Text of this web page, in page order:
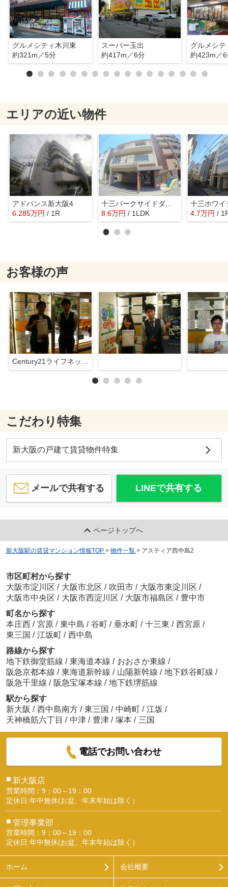
グルメシティ木川東
約321m／5分
スーパー玉出
約417m／6分
グルメシテ
約423m／
エリアの近い物件
アドバンス新大阪4
6.285万円 / 1R
十三パークサイドダイワ
8.6万円 / 1LDK
十三ホワイ
4.7万円 /
お客様の声
こだわり特集
新大阪の戸建て賃貸物件特集
メールで共有する LINEで共有する
ページトップへ
新大阪駅の賃貸マンション情報TOP > 物件一覧 > アスティア西中島2
市区町村から探す
大阪市淀川区 / 大阪市北区 / 吹田市 / 大阪市東淀川区 /
大阪市中央区 / 大阪市西淀川区 / 大阪市福島区 / 豊中市
町名から探す
本庄西 / 宮原 / 東中島 / 谷町 / 垂水町 / 十三東 / 西宮原 /
東三国 / 江坂町 / 西中島
路線から探す
地下鉄御堂筋線 / 東海道本線 / おおさか東線 /
阪急京都本線 / 東海道新幹線 / 山陽新幹線 / 地下鉄谷町線 /
阪急千里線 / 阪急宝塚本線 / 地下鉄堺筋線
駅から探す
新大阪 / 西中島南方 / 東三国 / 中崎町 / 江坂 /
天神橋筋六丁目 / 中津 / 豊津 / 塚本 / 三国
電話でお問い合わせ
■ 新大阪店
営業時間：9：00～19：00
定休日:年中無休(お盆、年末年始は除く）
■ 管理事業部
営業時間：9：00～19：00
定休日:年中無休(お盆、年末年始は除く）
ホーム 会社概要